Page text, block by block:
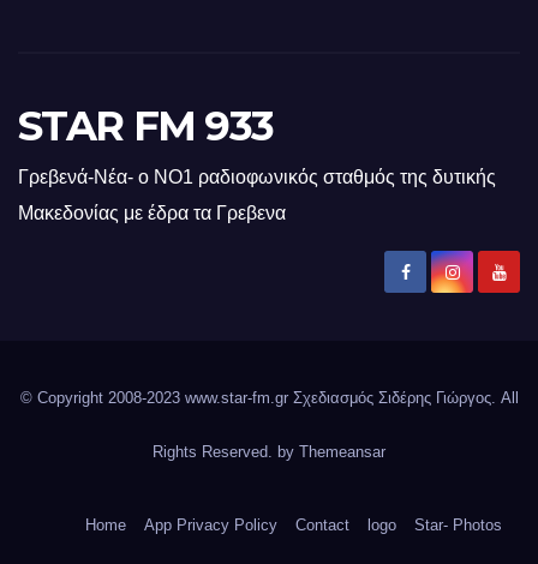
STAR FM 933
Γρεβενά-Νέα- ο ΝΟ1 ραδιοφωνικός σταθμός της δυτικής
Μακεδονίας με έδρα τα Γρεβενα
© Copyright 2008-2023 www.star-fm.gr Σχεδιασμός Σιδέρης Γιώργος. All
Rights Reserved. by Themeansar
Home App Privacy Policy Contact logo Star- Photos